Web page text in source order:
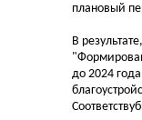
плановый
В
до 2024